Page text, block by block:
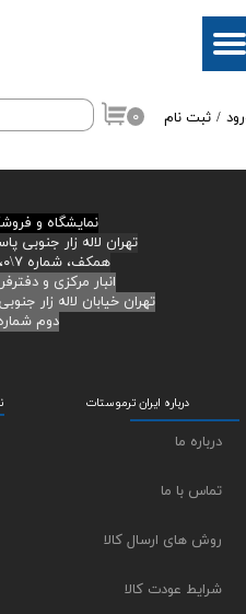
/ ثبت نام
حساب کاربری من
۰
نمایشگاه و
تهران لاله زار جنوبی
همکف، شماره ۷\۰، جهان کنترل
انبار مرکزی و
تهران خیابان لاله زار
دوم شماره
درباره ایران ترموستات
درباره ما
تماس با ما
روش های ارسال کالا
شرایط عودت کالا